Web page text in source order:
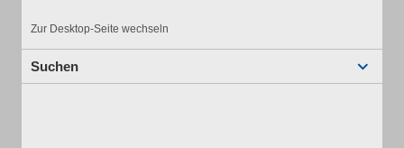
Zur Desktop-Seite wechseln
Suchen